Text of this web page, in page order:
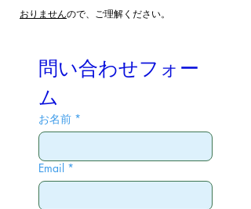
おりませんので、ご理解ください。
問い合わせフォー
ム
お名前 *
Email *